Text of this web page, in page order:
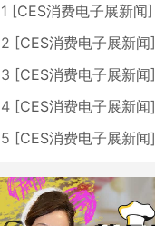
1 [CES消费电子展新闻]
2 [CES消费电子展新闻]
3 [CES消费电子展新闻]
4 [CES消费电子展新闻]
5 [CES消费电子展新闻]